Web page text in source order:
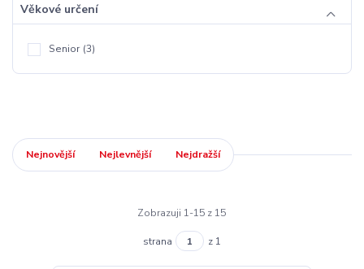
Věkové určení
Senior (3)
Nejnovější Nejlevnější Nejdražší
Zobrazuji 1-15 z 15
strana z 1